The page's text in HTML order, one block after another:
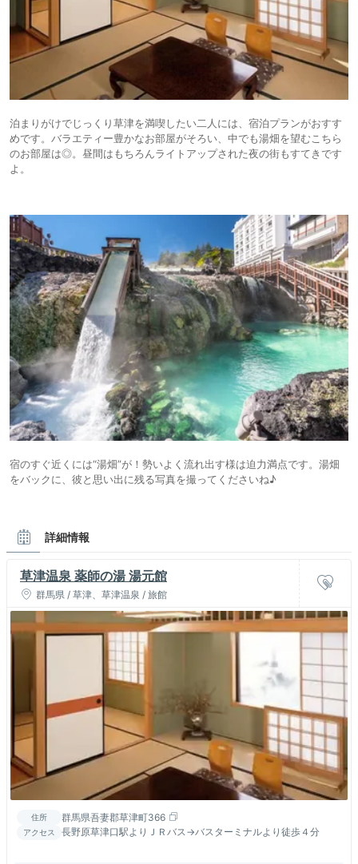
泊まりがけでじっくり草津を満喫したい二人には、宿泊プランがおすす
めです。バラエティー豊かなお部屋がそろい、中でも湯畑を望むこちら
のお部屋は◎。昼間はもちろんライトアップされた夜の街もすてきです
よ。
宿のすぐ近くには“湯畑”が！勢いよく流れ出す様は迫力満点です。湯畑
をバックに、彼と思い出に残る写真を撮ってくださいね♪
詳細情報
草津温泉 薬師の湯 湯元館
群馬県 / 草津、草津温泉 / 旅館
住所 群馬県吾妻郡草津町366
アクセス 長野原草津口駅よりＪＲバス→バスターミナルより徒歩４分